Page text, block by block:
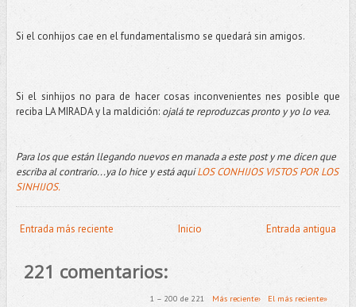
Si el conhijos cae en el fundamentalismo se quedará sin amigos.
Si el sinhijos no para de hacer cosas inconvenientes nes posible que
reciba LA MIRADA y la maldición: ojalá te reproduzcas pronto y yo lo vea.
Para los que están llegando nuevos en manada a este post y me dicen que
escriba al contrario...ya lo hice y está aquiLOS CONHIJOS VISTOS POR LOS
SINHIJOS.
Entrada más reciente Entrada antigua
Inicio
221 comentarios:
1 – 200 de 221 Más reciente› El más reciente»